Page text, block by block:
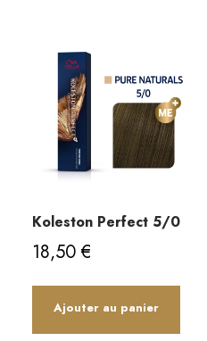
Koleston Perfect 5/0
18,50€
Ajouter au panier